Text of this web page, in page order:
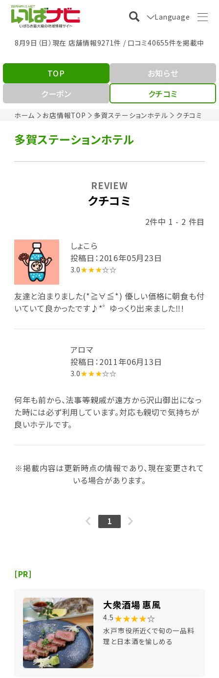
Language
8月9日（日）現在 店舗情報9271件 / 口コミ40655件を掲載中
ホーム お店情報TOP 多賀ステーションホテル クチコミ
TOP
お知らせ
クーポン
クチコミ
多賀ステーションホテル
クチコミ
REVIEW
2件中 1 - 2 件目
しょこら
投稿日：2016年05月23日
3.0★★★☆☆
友達と泊まりました(*≧∀≦*) 優しい価格に朝食も付
いていて良かったです♪*ﾟ ゆっくり出来ました‼!
アロマ
投稿日：2011年06月13日
3.0★★★☆☆
何年も前から、法事等親戚が遠方から沢山御出になっ
た時には必ず利用しています。対応も親切で気持ちが
良いホテルです。
※掲載内容は更新時点の情報であり、現在変更されて
いる場合があります。
1
[PR]
大衆酒場 惠風
4.5 ★★★★☆
水戸市役所近くで旬の一品料
理と日本酒を愉しめる